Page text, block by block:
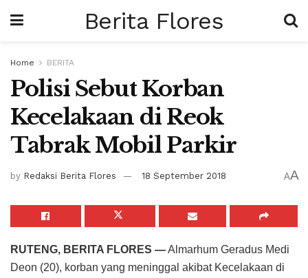
Berita Flores
Home BERITA
Polisi Sebut Korban
Kecelakaan di Reok
Tabrak Mobil Parkir
by Redaksi Berita Flores 18 September 2018 AA
RUTENG, BERITA FLORES —Almarhum Geradus Medi
Deon (20), korban yang meninggal akibat Kecelakaan di